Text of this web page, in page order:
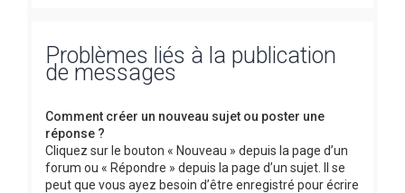
Problèmes liés à la publication
de messages
Comment créer un nouveau sujet ou poster une
réponse ?
Cliquez sur le bouton « Nouveau » depuis la page d’un
forum ou « Répondre » depuis la page d’un sujet. Il se
peut que vous ayez besoin d’être enregistré pour écrire